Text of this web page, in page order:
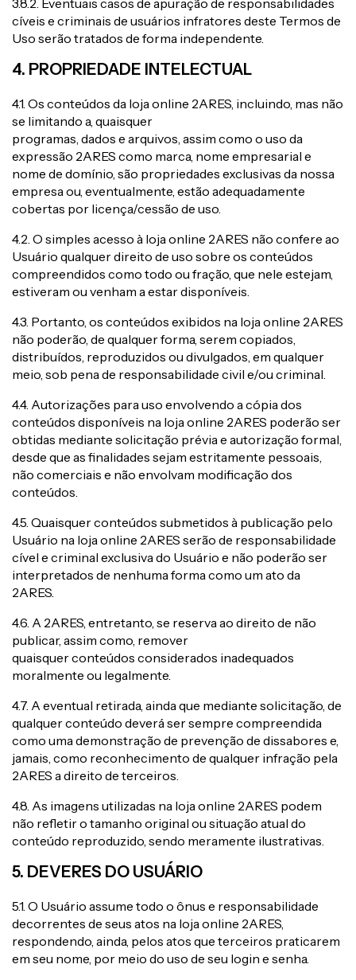
3.8.2. Eventuais casos de apuração de responsabilidades
cíveis e criminais de usuários infratores deste Termos de
Uso serão tratados de forma independente.
4. PROPRIEDADE INTELECTUAL
4.1. Os conteúdos da loja online 2ARES, incluindo, mas não
se limitando a, quaisquer
programas, dados e arquivos, assim como o uso da
expressão 2ARES como marca, nome empresarial e
nome de domínio, são propriedades exclusivas da nossa
empresa ou, eventualmente, estão adequadamente
cobertas por licença/cessão de uso.
4.2. O simples acesso à loja online 2ARES não confere ao
Usuário qualquer direito de uso sobre os conteúdos
compreendidos como todo ou fração, que nele estejam,
estiveram ou venham a estar disponíveis.
4.3. Portanto, os conteúdos exibidos na loja online 2ARES
não poderão, de qualquer forma, serem copiados,
distribuídos, reproduzidos ou divulgados, em qualquer
meio, sob pena de responsabilidade civil e/ou criminal.
4.4. Autorizações para uso envolvendo a cópia dos
conteúdos disponíveis na loja online 2ARES poderão ser
obtidas mediante solicitação prévia e autorização formal,
desde que as finalidades sejam estritamente pessoais,
não comerciais e não envolvam modificação dos
conteúdos.
4.5. Quaisquer conteúdos submetidos à publicação pelo
Usuário na loja online 2ARES serão de responsabilidade
cível e criminal exclusiva do Usuário e não poderão ser
interpretados de nenhuma forma como um ato da
2ARES.
4.6. A 2ARES, entretanto, se reserva ao direito de não
publicar, assim como, remover
quaisquer conteúdos considerados inadequados
moralmente ou legalmente.
4.7. A eventual retirada, ainda que mediante solicitação, de
qualquer conteúdo deverá ser sempre compreendida
como uma demonstração de prevenção de dissabores e,
jamais, como reconhecimento de qualquer infração pela
2ARES a direito de terceiros.
4.8. As imagens utilizadas na loja online 2ARES podem
não refletir o tamanho original ou situação atual do
conteúdo reproduzido, sendo meramente ilustrativas.
5. DEVERES DO USUÁRIO
5.1. O Usuário assume todo o ônus e responsabilidade
decorrentes de seus atos na loja online 2ARES,
respondendo, ainda, pelos atos que terceiros praticarem
em seu nome, por meio do uso de seu login e senha.